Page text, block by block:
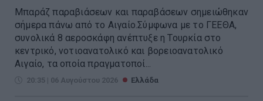
Μπαράζ παραβιάσεων και παραβάσεων σημειώθηκαν
σήμερα πάνω από το Αιγαίο.Σύμφωνα με το ΓΕΕΘΑ,
συνολικά 8 αεροσκάφη ανέπτυξε η Τουρκία στο
κεντρικό, νοτιοανατολικό και βορειοανατολικό
Αιγαίο, τα οποία πραγματοποί...
20:35 | 06 Αυγούστου 2026 Ελλάδα